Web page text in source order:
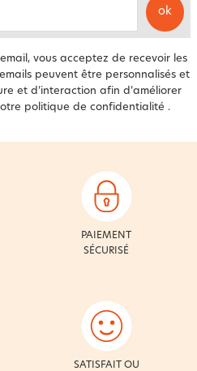
ok
vous acceptez de recevoir les
peuvent être personnalisés et
et d’interaction afin d’améliorer
politique de confidentialité .
PAIEMENT
SÉCURISÉ
SATISFAIT OU